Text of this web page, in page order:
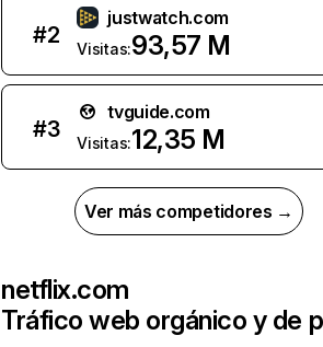
#2
justwatch.com
Visitas:93,57 M
#3
tvguide.com
Visitas:12,35 M
Ver más competidores →
netflix.com
Tráfico web orgánico y de